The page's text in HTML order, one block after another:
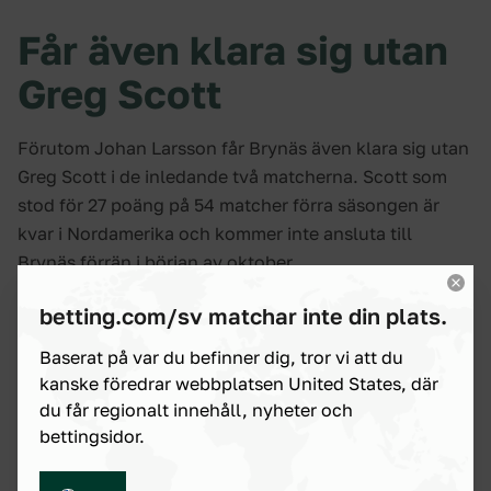
Får även klara sig utan
Greg Scott
Förutom Johan Larsson får Brynäs även klara sig utan
Greg Scott i de inledande två matcherna. Scott som
stod för 27 poäng på 54 matcher förra säsongen är
kvar i Nordamerika och kommer inte ansluta till
Brynäs förrän i början av oktober.
Brynäs favoriter i
Hockeyallsvenskan
Inför seriepremiären nästa fredag har spelbolagen
Brynäs som knappa favoriter i Hockeyallsvenskan. Ett
betting.com/sv matchar inte din plats.
Baserat på var du befinner dig, tror vi att du
kanske föredrar webbplatsen United States, där
du får regionalt innehåll, nyheter och
bettingsidor.